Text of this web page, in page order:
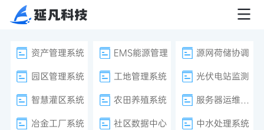
资产管理系统 EMS能源管理
源网荷储协调
园区管理系统
工地管理系统
光伏电站监测
智慧灌区系统
农田养殖系统
服务器运维监控
冶金工厂系统
社区数据中心
中水处理系统